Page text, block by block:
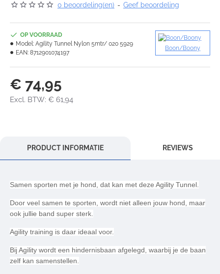
0 beoordeling(en) - Geef beoordeling
€ 74,95
Excl. BTW: € 61,94
OP VOORRAAD
Model: Agility Tunnel Nylon 5mtr/ 020 5929
EAN: 8712901074197
Boon/Boony
PRODUCT INFORMATIE REVIEWS
Samen sporten met je hond, dat kan met deze Agility Tunnel.
Door veel samen te sporten, wordt niet alleen jouw hond, maar
ook jullie band super sterk.
Agility training is daar ideaal voor.
Bij Agility wordt een hindernisbaan afgelegd, waarbij je de baan
zelf kan samenstellen.